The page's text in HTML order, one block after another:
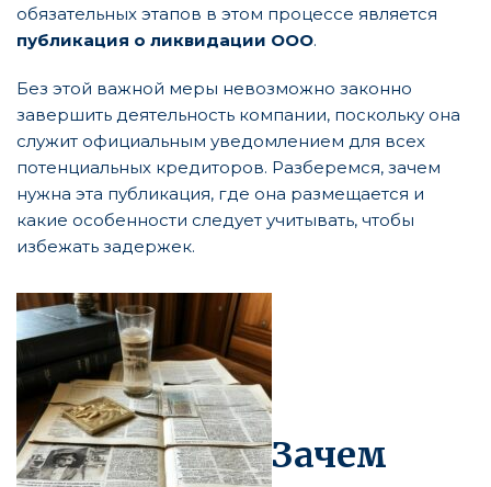
обязательных этапов в этом процессе является
публикация о ликвидации ООО.
Без этой важной меры невозможно законно
завершить деятельность компании, поскольку она
служит официальным уведомлением для всех
потенциальных кредиторов. Разберемся, зачем
нужна эта публикация, где она размещается и
какие особенности следует учитывать, чтобы
избежать задержек.
Зачем